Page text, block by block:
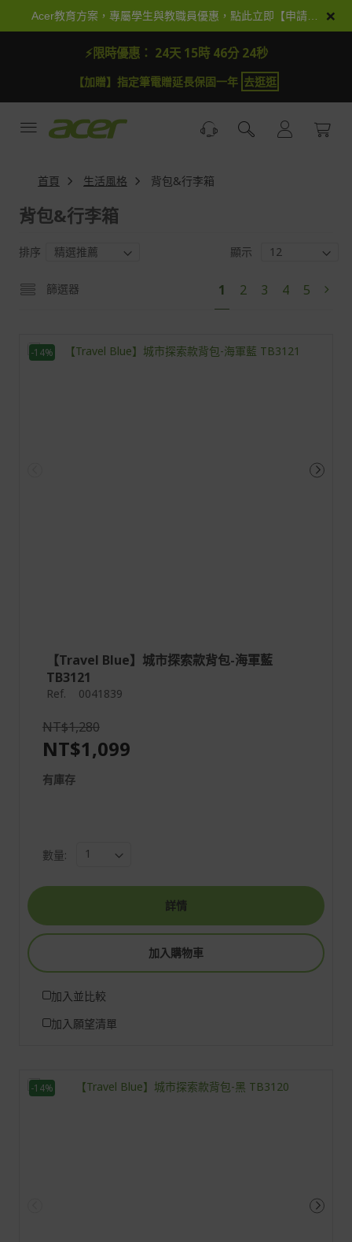
×
⚡限時優惠： 24天 15時 46分 23秒
【加贈】指定筆電贈延長保固一年 去逛逛
首頁 生活風格 背包&行李箱
背包&行李箱
排序 顯示
篩選器
您
目
正
1
頁
2
頁
3
頁
4
頁
5
頁
下
-14%
【Travel Blue】城市探索款背包-海軍藍
TB3121
Ref. 0041839
NT$1,280
NT$1,099
有庫存
數量:
詳情
加入購物車
加入並比較
加入願望清單
-14%